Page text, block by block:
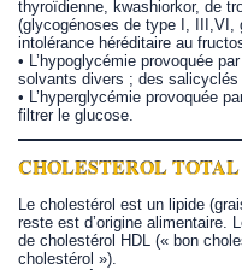
thyroïdienne, kwashiorkor, de
(glycogénoses de type I, III,VI,
intolérance héréditaire au
• L’hypoglycémie provoquée
solvants divers ; des salicyclés
• L’hyperglycémie provoquée
filtrer le glucose.
CHOLESTEROL TOTAL
Le cholestérol est un lipide
reste est d’origine alimentaire.
de cholestérol HDL (« bon
cholestérol »).